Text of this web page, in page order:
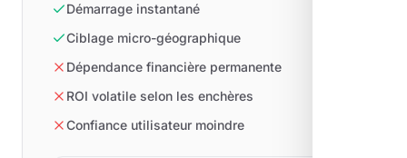
Démarrage instantané
Ciblage micro-géographique
Dépendance financière permanente
ROI volatile selon les enchères
Confiance utilisateur moindre